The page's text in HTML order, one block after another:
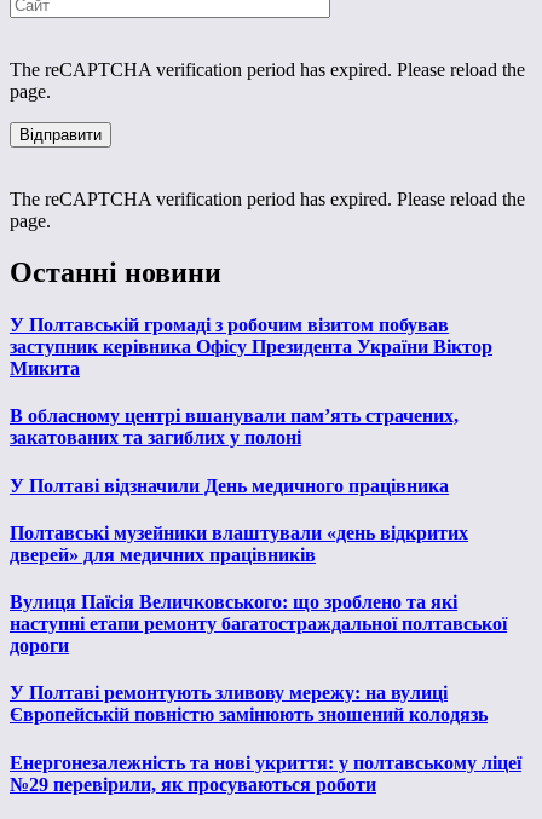
The reCAPTCHA verification period has expired. Please reload the
page.
The reCAPTCHA verification period has expired. Please reload the
page.
Останні новини
У Полтавській громаді з робочим візитом побував
заступник керівника Офісу Президента України Віктор
Микита
В обласному центрі вшанували пам’ять страчених,
закатованих та загиблих у полоні
У Полтаві відзначили День медичного працівника
Полтавські музейники влаштували «день відкритих
дверей» для медичних працівників
Вулиця Паїсія Величковського: що зроблено та які
наступні етапи ремонту багатостраждальної полтавської
дороги
У Полтаві ремонтують зливову мережу: на вулиці
Європейській повністю замінюють зношений колодязь
Енергонезалежність та нові укриття: у полтавському ліцеї
№29 перевірили, як просуваються роботи